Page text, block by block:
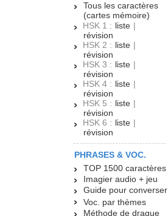
Tous les caractères
(cartes mémoire)
HSK 1 : liste |
révision
HSK 2 : liste |
révision
HSK 3 : liste |
révision
HSK 4 : liste |
révision
HSK 5 : liste |
révision
HSK 6 : liste |
révision
PHRASES & VOC.
TOP 1500 caractères
Imagier audio + jeu
Guide pour converser
Voc. par thèmes
Méthode de drague